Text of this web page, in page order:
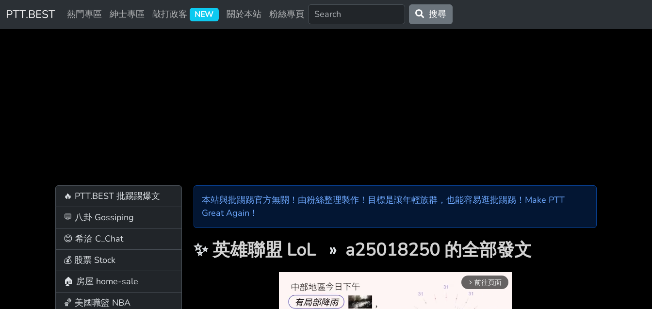
PTT.BEST 熱門專區 紳士專區 敲打政客 NEW 關於本站 粉絲專頁 搜尋
🔥 PTT.BEST 批踢踢爆文
💬 八卦 Gossiping
😊 希洽 C_Chat
💰 股票 Stock
🏠 房屋 home-sale
🏀 美國職籃 NBA
本站與批踢踢官方無關！由粉絲整理製作！目標是讓年輕族群，也能容易逛批踢踢！Make PTT
Great Again！
✨英雄聯盟 LoL » a25018250 的全部發文
arrow_forward_ios 前往頁面